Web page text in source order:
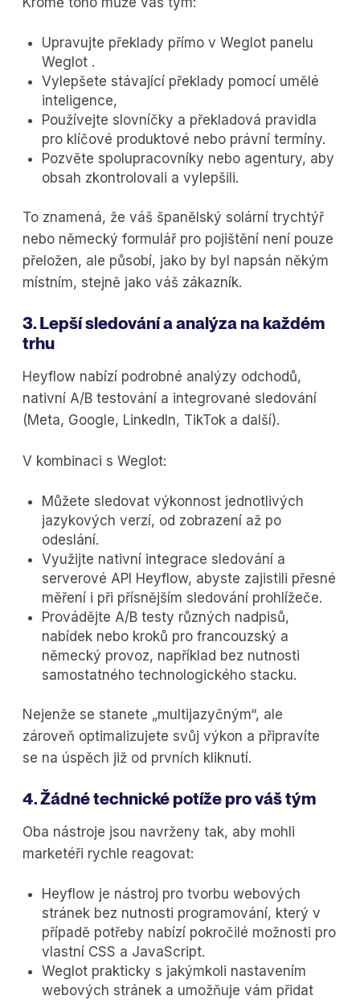
Upravujte překlady přímo v Weglot panelu
Weglot .
Vylepšete stávající překlady pomocí umělé
inteligence,
Používejte slovníčky a překladová pravidla
pro klíčové produktové nebo právní termíny.
Pozvěte spolupracovníky nebo agentury, aby
obsah zkontrolovali a vylepšili.
To znamená, že váš španělský solární trychtýř
nebo německý formulář pro pojištění není pouze
přeložen, ale působí, jako by byl napsán někým
místním, stejně jako váš zákazník.
3. Lepší sledování a analýza na každém
trhu
Heyflow nabízí podrobné analýzy odchodů,
nativní A/B testování a integrované sledování
(Meta, Google, LinkedIn, TikTok a další).
V kombinaci s Weglot:
Můžete sledovat výkonnost jednotlivých
jazykových verzí, od zobrazení až po
odeslání.
Využijte nativní integrace sledování a
serverové API Heyflow, abyste zajistili přesné
měření i při přísnějším sledování prohlížeče.
Provádějte A/B testy různých nadpisů,
nabídek nebo kroků pro francouzský a
německý provoz, například bez nutnosti
samostatného technologického stacku.
Nejenže se stanete „multijazyčným“, ale
zároveň optimalizujete svůj výkon a připravíte
se na úspěch již od prvních kliknutí.
4. Žádné technické potíže pro váš tým
Oba nástroje jsou navrženy tak, aby mohli
marketéři rychle reagovat:
Heyflow je nástroj pro tvorbu webových
stránek bez nutnosti programování, který v
případě potřeby nabízí pokročilé možnosti pro
vlastní CSS a JavaScript.
Weglot prakticky s jakýmkoli nastavením
webových stránek a umožňuje vám přidat